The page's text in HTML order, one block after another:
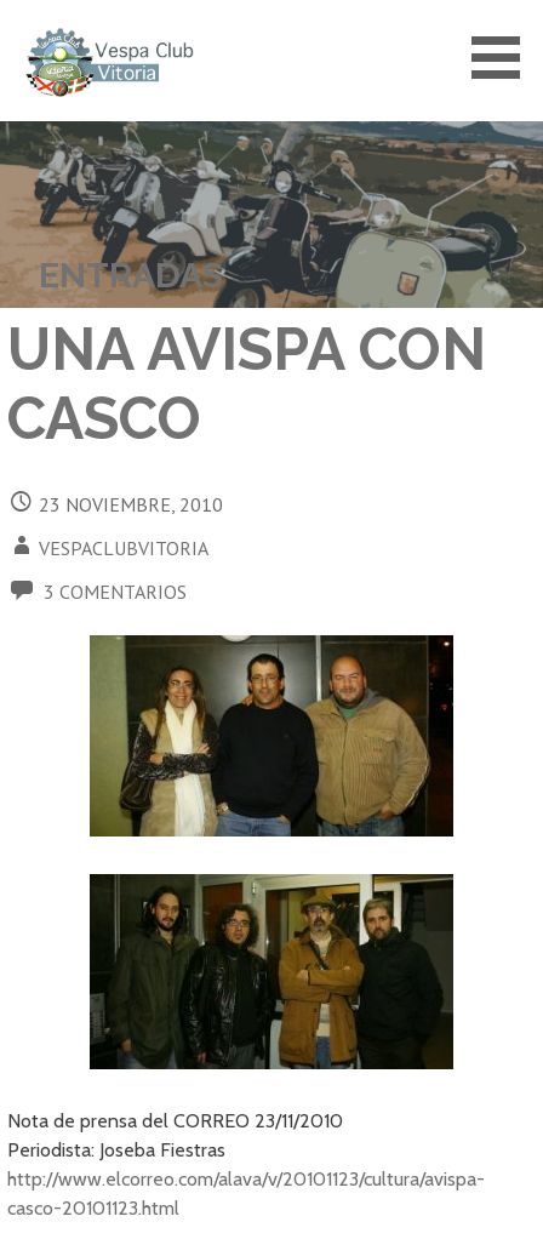
contenido
VESPACLUBVITORIA
ENTRADAS
UNA AVISPA CON
CASCO
23 NOVIEMBRE, 2010
VESPACLUBVITORIA
3 COMENTARIOS
Nota de prensa del CORREO 23/11/2010
Periodista: Joseba Fiestras
http://www.elcorreo.com/alava/v/20101123/cultura/avispa-
casco-20101123.html